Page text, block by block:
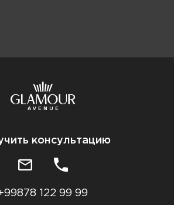
консультацию
122 99 99